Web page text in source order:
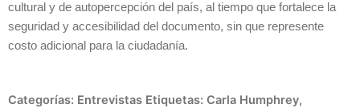
cultural y de autopercepción del país, al tiempo que fortalece la
seguridad y accesibilidad del documento, sin que represente
costo adicional para la ciudadanía.
Categorías: Entrevistas Etiquetas: Carla Humphrey,